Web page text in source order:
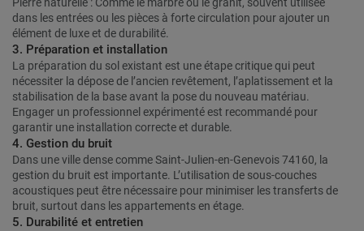
dans les entrées ou les pièces à forte circulation pour ajouter un
élément de luxe et de durabilité.
3. Préparation et installation
La préparation du sol existant est une étape critique qui peut
nécessiter la dépose de l’ancien revêtement, l’aplatissement et la
stabilisation de la base avant la pose du nouveau matériau.
Engager un professionnel expérimenté est recommandé pour
garantir une installation correcte et durable.
4. Gestion du bruit
Dans une ville dense comme Saint-Julien-en-Genevois 74160, la
gestion du bruit est importante. L’utilisation de sous-couches
acoustiques peut être nécessaire pour minimiser les transferts de
bruit, surtout dans les appartements en étage.
5. Durabilité et entretien